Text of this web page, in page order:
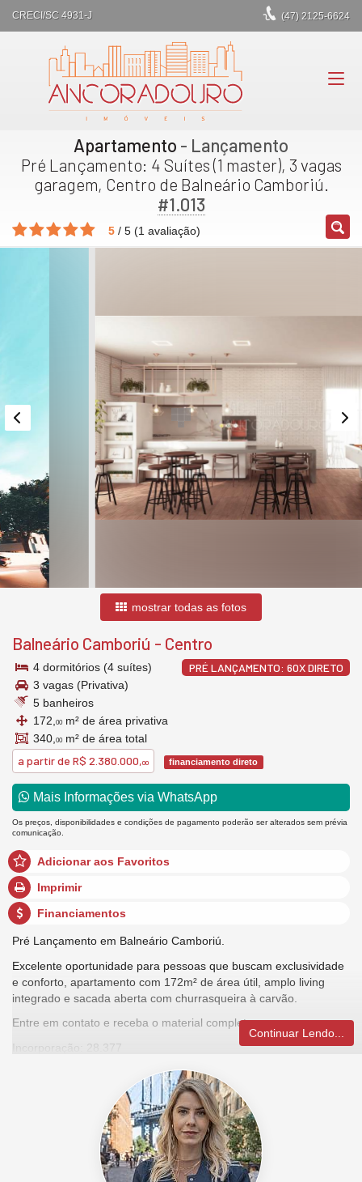
CRECI/SC 4931-J (47) 2125-6624
Apartamento - Lançamento
Pré Lançamento: 4 Suítes (1 master), 3 vagas
garagem, Centro de Balneário Camboriú.
#1.013
5 / 5 (1 avaliação)
mostrar todas as fotos
Balneário Camboriú - Centro
PRÉ LANÇAMENTO: 60X DIRETO
4 dormitórios (4 suítes)
3 vagas (Privativa)
5 banheiros
172, 00 m² de área privativa
340, 00 m² de área total
a partir de R$ 2.380.000,00 financiamento direto
Mais Informações via WhatsApp
Os preços, disponibilidades e condições de pagamento poderão ser alterados sem prévia
comunicação.
Adicionar aos Favoritos
Imprimir
Financiamentos
Pré Lançamento em Balneário Camboriú.
Excelente oportunidade para pessoas que buscam exclusividade
e conforto, apartamento com 172m² de área útil, amplo living
integrado e sacada aberta com churrasqueira à carvão.
Entre em contato e receba o material completo.
Incorporação: 28.377
*Valores sujeitos a alterações sem aviso prévio, consulte
01 apartamento por andar
04 suítes (suíte master com 22,25m²)
03 vagas de garagem privativas
Continuar Lendo...